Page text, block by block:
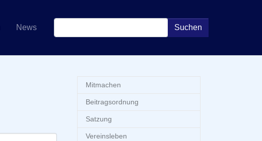
News Suchen
Mitmachen
Beitragsordnung
Satzung
Vereinsleben